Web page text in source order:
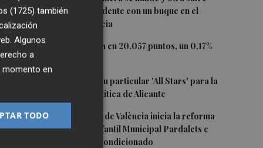
daños en un incidente con un buque en el
puerto de Valencia
2El Ibex 35 cierra en 20.057 puntos, un 0,17%
El PSPV ultima su particular 'All Stars' para la
Conferencia Política de Alicante
4El Ayuntamiento de València inicia la reforma
de la Escuela Infantil Municipal Pardalets e
instalará aire acondicionado
(1725) también
Algunos
a
momento en
TODO